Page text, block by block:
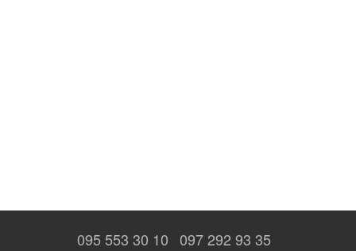
095 553 30 10 097 292 93 35